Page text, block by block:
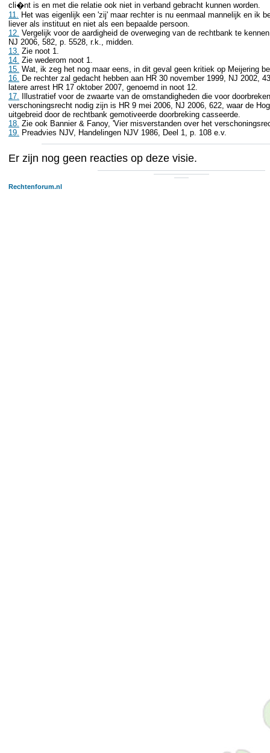
cli�nt is en met die relatie ook niet in verband gebracht kunnen worden.
11. Het was eigenlijk een 'zij' maar rechter is nu eenmaal mannelijk en ik
liever als instituut en niet als een bepaalde persoon.
12. Vergelijk voor de aardigheid de overweging van de rechtbank te
NJ 2006, 582, p. 5528, r.k., midden.
13. Zie noot 1.
14. Zie wederom noot 1.
15. Wat, ik zeg het nog maar eens, in dit geval geen kritiek op Meijering
16. De rechter zal gedacht hebben aan HR 30 november 1999, NJ 2002,
latere arrest HR 17 oktober 2007, genoemd in noot 12.
17. Illustratief voor de zwaarte van de omstandigheden die voor
verschoningsrecht nodig zijn is HR 9 mei 2006, NJ 2006, 622, waar de
uitgebreid door de rechtbank gemotiveerde doorbreking casseerde.
18. Zie ook Bannier & Fanoy, 'Vier misverstanden over het
19. Preadvies NJV, Handelingen NJV 1986, Deel 1, p. 108 e.v.
Er zijn nog geen reacties op deze visie.
Rechtenforum.nl